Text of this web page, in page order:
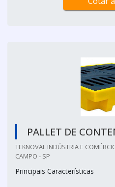
PALLET DE
TEKNOVAL INDÚSTRIA E
CAMPO - SP
Principais Características